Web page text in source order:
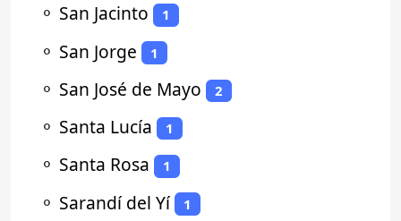
⚬ San Jacinto 1
⚬ San Jorge 1
⚬ San José de Mayo 2
⚬ Santa Lucía 1
⚬ Santa Rosa 1
⚬ Sarandí del Yí 1